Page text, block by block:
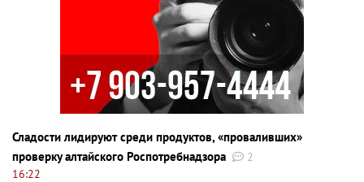
Сладости лидируют среди продуктов, «проваливших»
проверку алтайского Роспотребнадзора
2
16:22